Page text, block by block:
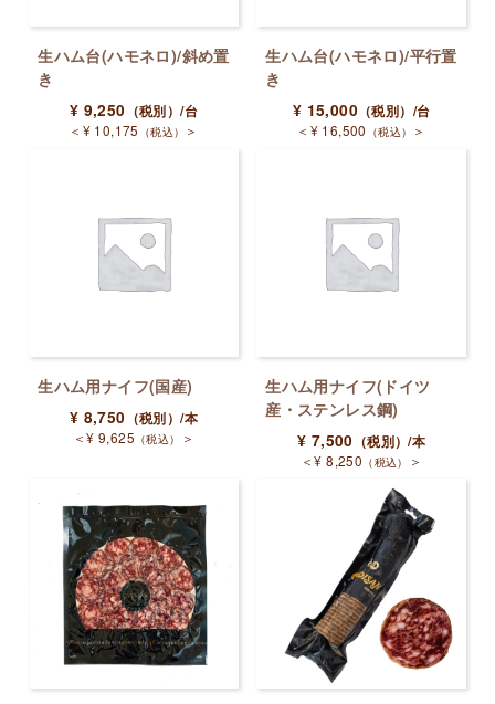
生ハム台(ハモネロ)/斜め置
き
¥ 9,250 （税別）/台
＜ ¥10,175 （税込） ＞
生ハム台(ハモネロ)/平行置
き
¥ 15,000 （税別） /台
＜ ¥ 16,500 （税込） ＞
生ハム用ナイフ(国産)
¥ 8,750 （税別）/本
＜¥ 9,625 （税込） ＞
生ハム用ナイフ(ドイツ
産・ステンレス鋼)
¥ 7,500 （税別）/本
＜¥ 8,250 （税込） ＞